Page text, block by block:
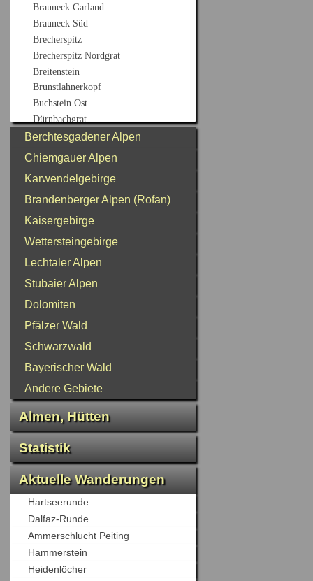
Berchtesgadener Alpen
Chiemgauer Alpen
Karwendelgebirge
Brandenberger Alpen (Rofan)
Kaisergebirge
Wettersteingebirge
Lechtaler Alpen
Stubaier Alpen
Dolomiten
Pfälzer Wald
Schwarzwald
Bayerischer Wald
Andere Gebiete
Almen, Hütten
Statistik
Aktuelle Wanderungen
Hartseerunde
Dalfaz-Runde
Ammerschlucht Peiting
Hammerstein
Heidenlöcher